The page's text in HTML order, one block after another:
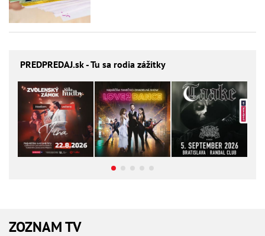
PREDPREDAJ.sk - Tu sa rodia zážitky
ZOZNAM TV